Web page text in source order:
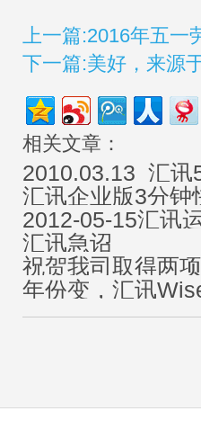
上一篇:2016年五一
下一篇:美好，来源
相关文章：
2010.03.13_汇
汇讯企业版3分钟
2012-05-15汇讯
汇讯急诏
祝贺我司取得两
年份变，汇讯